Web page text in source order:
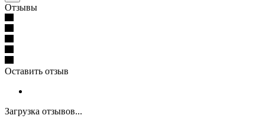
Отзывы
Оставить отзыв
Загрузка отзывов...